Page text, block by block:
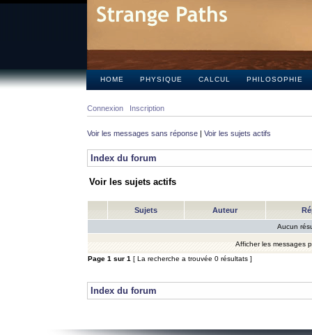
HOME PHYSIQUE CALCUL PHILOSOPHIE
Connexion Inscription
Voir les messages sans réponse | Voir les sujets actifs
Index du forum
Voir les sujets actifs
Sujets Auteur
Aucun
Afficher les messages
Page 1 sur 1 [ La recherche a trouvée 0 résultats ]
Index du forum